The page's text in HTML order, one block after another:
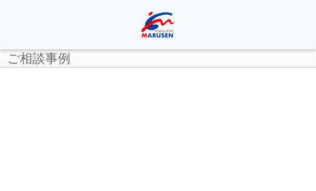
ご相談事例